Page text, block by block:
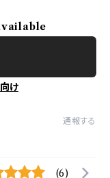
け
通報する
(6)